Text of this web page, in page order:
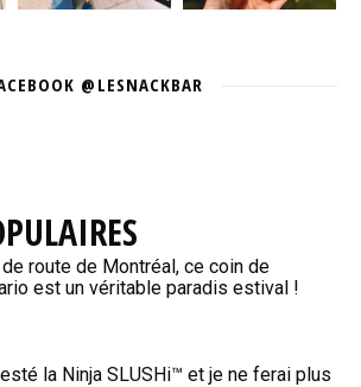
@LESNACKBAR
route de Montréal, ce coin de
est un véritable paradis estival !
la Ninja SLUSHi™ et je ne ferai plus